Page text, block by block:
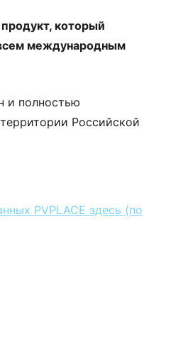
который
международным
и полностью
Российской
PVPLACE здесь (по